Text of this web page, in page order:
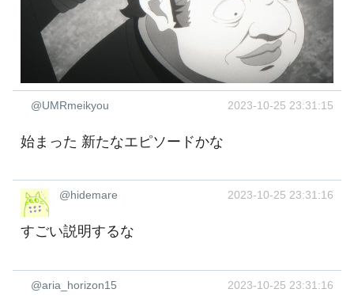
@UMRmeikyou 2023-10-25 23:31:15
始まった 新たなエピソードかな
@hidemare 2023-10-25 23:31:16
すごい説明するな
@aria_horizon15 2023-10-25 23:31:16